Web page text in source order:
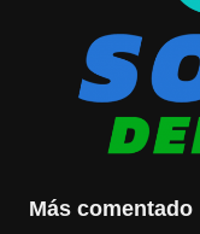
Más comentado